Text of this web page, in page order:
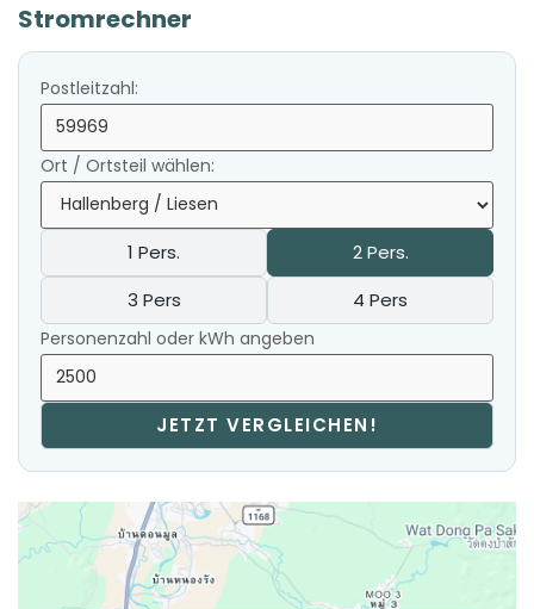
Stromrechner
Postleitzahl:
Ort / Ortsteil wählen:
1 Pers.
2 Pers.
3 Pers
4 Pers
Personenzahl oder kWh angeben
JETZT VERGLEICHEN!